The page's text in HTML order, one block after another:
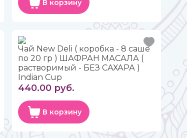
В корзину
Чай New Deli ( коробка - 8 саше
по 20 гр ) ШАФРАН МАСАЛА (
растворимый - БЕЗ САХАРА )
Indian Cup
440.00 руб.
В корзину